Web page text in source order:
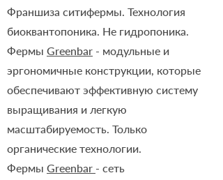
Франшиза ситифермы. Технология
биоквантопоника. Не гидропоника.
Фермы Greenbar - модульные и
эргономичные конструкции, которые
обеспечивают эффективную систему
выращивания и легкую
масштабируемость. Только
органические технологии.
Фермы Greenbar - сеть